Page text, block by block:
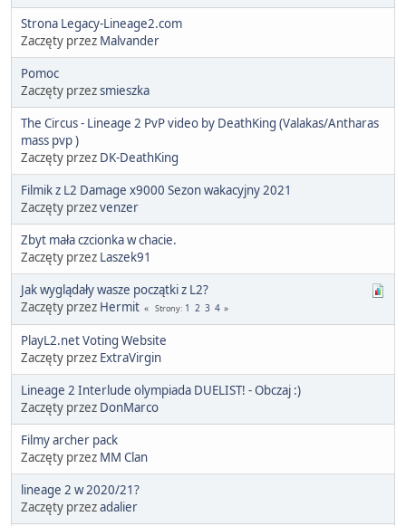
Strona Legacy-Lineage2.com
Zaczęty przez Malvander
Pomoc
Zaczęty przezsmieszka
The Circus - Lineage 2 PvP video by DeathKing (Valakas/Antharas
mass pvp )
Zaczęty przez DK-DeathKing
Filmik z L2 Damage x9000 Sezon wakacyjny 2021
Zaczęty przezvenzer
Zbyt mała czcionka w chacie.
Zaczęty przez Laszek91
Jak wyglądały wasze początki z L2?
Zaczęty przez Hermit Strony 1 2 3 4
PlayL2.net Voting Website
Zaczęty przez ExtraVirgin
Lineage 2 Interlude olympiada DUELIST! - Obczaj :)
Zaczęty przez DonMarco
Filmy archer pack
Zaczęty przez MM Clan
lineage 2 w 2020/21?
Zaczęty przezadalier